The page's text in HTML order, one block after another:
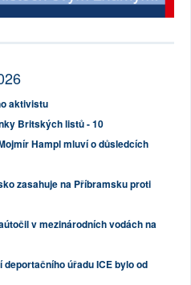
aktivistu
Britských listů - 10
Hampl mluví o důsledcích
zasahuje na Příbramsku proti
v mezinárodních vodách na
deportačního úřadu ICE bylo od